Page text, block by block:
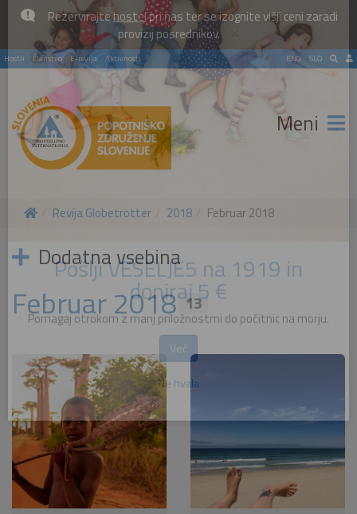
Rezervirajtehostelpri nas ter se izognite višji ceni zaradi
provizij posrednikov.
×
Hostli Članstvo E-revija Aktivnosti SLO
ENG
Meni
Revija Globetrotter 2018 Februar 2018
Dodatna vsebina
Februar 2018 13
Pošlji VESELJE5 na 1919 in
doniraj 5 €
Pomagaj otrokom z manj priložnostmi do počitnic na morju.
Ne hvala